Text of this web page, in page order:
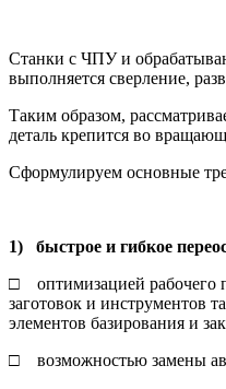
Станки с ЧПУ и
выполняется сверление,
Таким образом,
деталь крепится во
Сформулируем основные
1) быстрое и гибкое
□ оптимизацией рабочего
заготовок и инструментов
элементов базирования и
□ возможностью замены